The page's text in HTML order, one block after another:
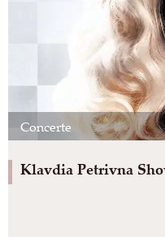
Concerte
Klavdia Petrivna